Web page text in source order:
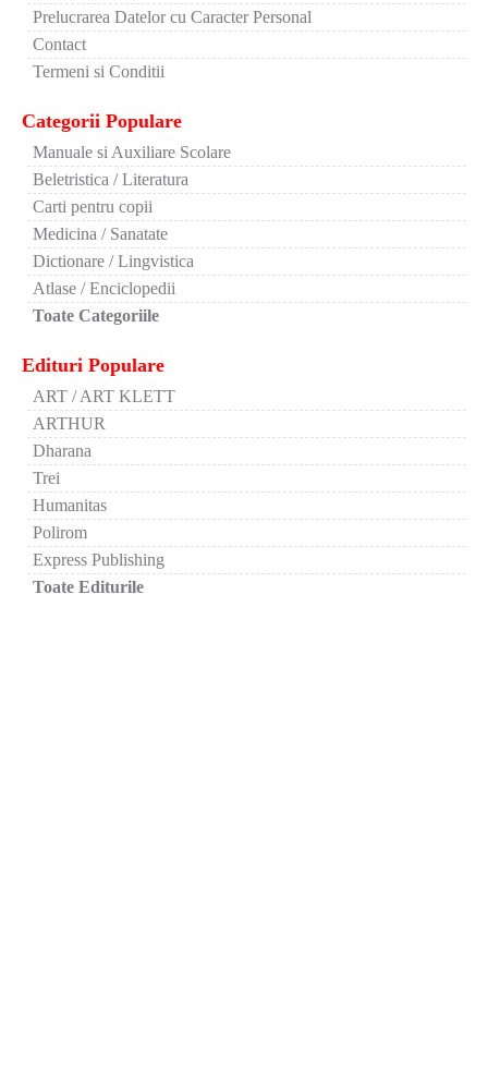
Prelucrarea Datelor cu Caracter Personal
Contact
Termeni si Conditii
Categorii Populare
Manuale si Auxiliare Scolare
Beletristica / Literatura
Carti pentru copii
Medicina / Sanatate
Dictionare / Lingvistica
Atlase / Enciclopedii
Toate Categoriile
Edituri Populare
ART / ART KLETT
ARTHUR
Dharana
Trei
Humanitas
Polirom
Express Publishing
Toate Editurile